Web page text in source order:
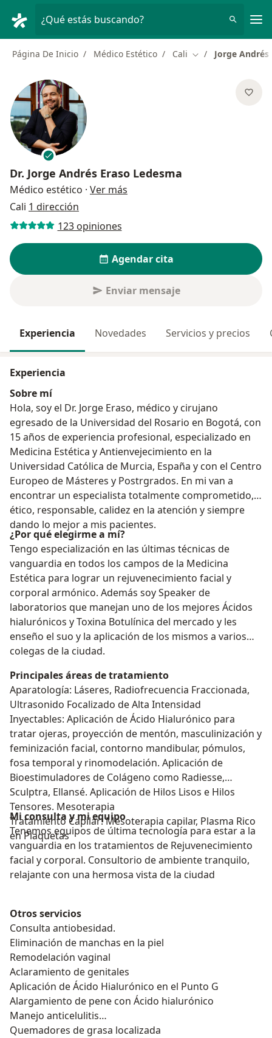
¿Qué estás buscando?
Página De Inicio Médico Estético Cali Cambiar de ciudad
Jorge Andrés
Dr. Jorge Andrés Eraso Ledesma
Médico estético · Ver más
Cali 1 dirección
123 opiniones
Agendar cita
Enviar mensaje
Experiencia Novedades Servicios y precios
Experiencia
Sobre mí
Hola, soy el Dr. Jorge Eraso, médico y cirujano
egresado de la Universidad del Rosario en Bogotá, con
15 años de experiencia profesional, especializado en
Medicina Estética y Antienvejecimiento en la
Universidad Católica de Murcia, España y con el Centro
Europeo de Másteres y Postrgrados. En mi van a
encontrar un especialista totalmente comprometido,
ético, responsable, calidez en la atención y siempre
dando lo mejor a mis pacientes.
¿Por qué elegirme a mí?
Tengo especialización en las últimas técnicas de
vanguardia en todos los campos de la Medicina
Estética para lograr un rejuvenecimiento facial y
corporal armónico. Además soy Speaker de
laboratorios que manejan uno de los mejores Ácidos
hialurónicos y Toxina Botulínica del mercado y les
enseño el suo y la aplicación de los mismos a varios
colegas de la ciudad.
Principales áreas de tratamiento
Aparatología: Láseres, Radiofrecuencia Fraccionada,
Ultrasonido Focalizado de Alta Intensidad
Inyectables: Aplicación de Ácido Hialurónico para
tratar ojeras, proyección de mentón, masculinización y
feminización facial, contorno mandibular, pómulos,
fosa temporal y rinomodelación. Aplicación de
Bioestimuladores de Colágeno como Radiesse,
Sculptra, Ellansé. Aplicación de Hilos Lisos e Hilos
Tensores. Mesoterapia
Tratamiento Capilar: Mesoterapia capilar, Plasma Rico
en Plaquetas
Mi consulta y mi equipo
Tenemos equipos de última tecnología para estar a la
vanguardia en los tratamientos de Rejuvenecimiento
facial y corporal. Consultorio de ambiente tranquilo,
relajante con una hermosa vista de la ciudad
Otros servicios
Consulta antiobesidad.
Eliminación de manchas en la piel
Remodelación vaginal
Aclaramiento de genitales
Aplicación de Ácido Hialurónico en el Punto G
Alargamiento de pene con Ácido hialurónico
Manejo anticelulitis
Quemadores de grasa localizada